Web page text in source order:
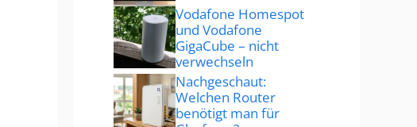
Vodafone Homespot
und Vodafone
GigaCube – nicht
verwechseln
Nachgeschaut:
Welchen Router
benötigt man für